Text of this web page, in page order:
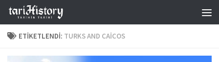
Skip to content
ETIKETLENDI: TURKS AND CAICOS